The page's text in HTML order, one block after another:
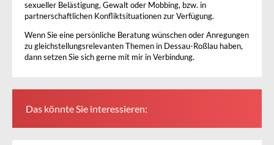
sexueller Belästigung, Gewalt oder Mobbing, bzw. in
partnerschaftlichen Konfliktsituationen zur Verfügung.
Wenn Sie eine persönliche Beratung wünschen oder Anregungen
zu gleichstellungsrelevanten Themen in Dessau-Roßlau haben,
dann setzen Sie sich gerne mit mir in Verbindung.
Das könnte Sie interessieren: